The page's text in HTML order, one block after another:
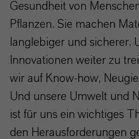
Gesundheit von
Pflanzen. Sie machen
langlebiger und sicherer.
Innovationen weiter zu
wir auf Know-how,
Und unsere Umwelt und
ist für uns ein wichtiges
den Herausforderungen